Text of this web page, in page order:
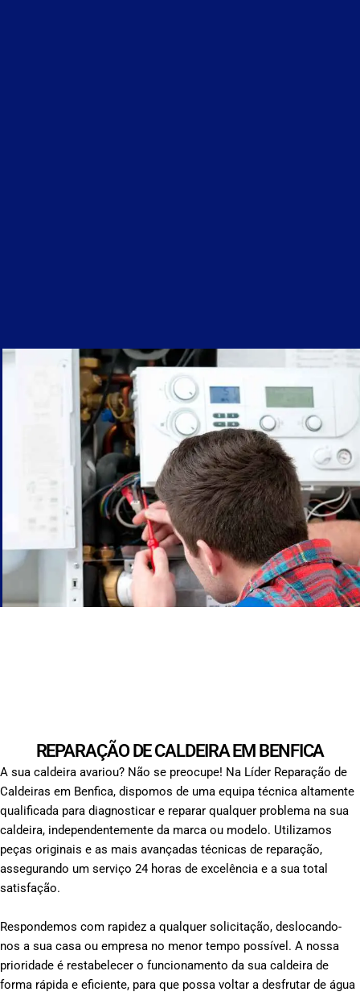
REPARAÇÃO DE CALDEIRA EM BENFICA
A sua caldeira avariou? Não se preocupe! Na Líder Reparação de
Caldeiras em Benfica, dispomos de uma equipa técnica altamente
qualificada para diagnosticar e reparar qualquer problema na sua
caldeira, independentemente da marca ou modelo. Utilizamos
peças originais e as mais avançadas técnicas de reparação,
assegurando um serviço 24 horas de excelência e a sua total
satisfação.
Respondemos com rapidez a qualquer solicitação, deslocando-
nos a sua casa ou empresa no menor tempo possível. A nossa
prioridade é restabelecer o funcionamento da sua caldeira de
forma rápida e eficiente, para que possa voltar a desfrutar de água